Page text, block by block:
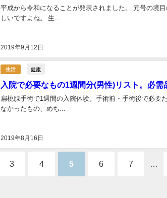
2019年9月12日
平成から令和になることが発表されました。 元号の境
しいですよね。 生...
生活 健康
入院で必要なもの1週間分(男性)リスト。必需
2019年8月16日
扁桃腺手術で1週間の入院体験。手術前・手術後で必要
なかったもの、めち...
3 4 5 6 7